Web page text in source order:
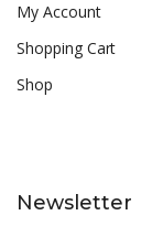
My Account
Shopping Cart
Shop
Newsletter